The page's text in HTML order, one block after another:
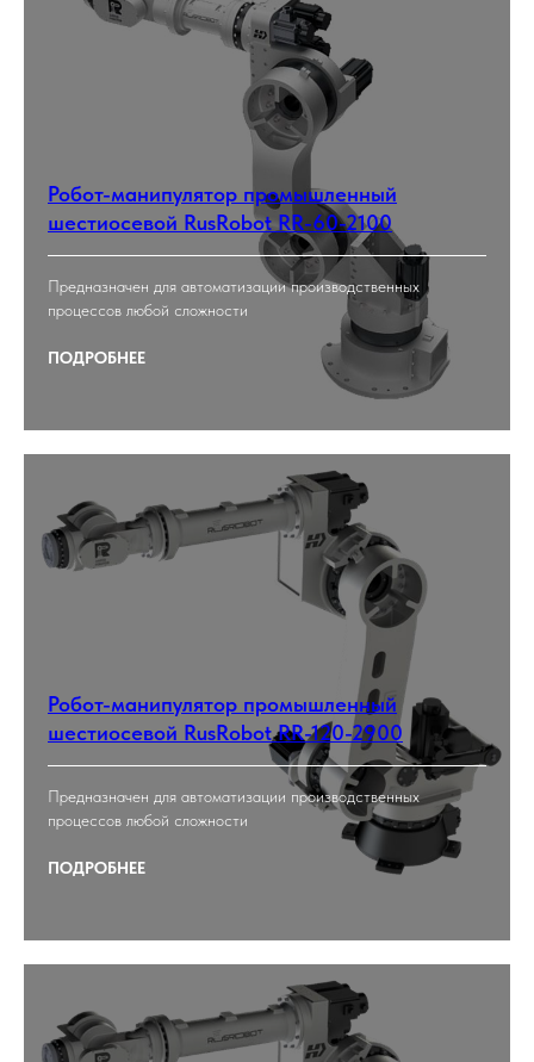
Робот-манипулятор промышленный
шестиосевой RusRobot RR-60-2100
Предназначен для автоматизации производственных
процессов любой сложности
ПОДРОБНЕЕ
Робот-манипулятор промышленный
шестиосевой RusRobot RR-120-2900
Предназначен для автоматизации производственных
процессов любой сложности
ПОДРОБНЕЕ